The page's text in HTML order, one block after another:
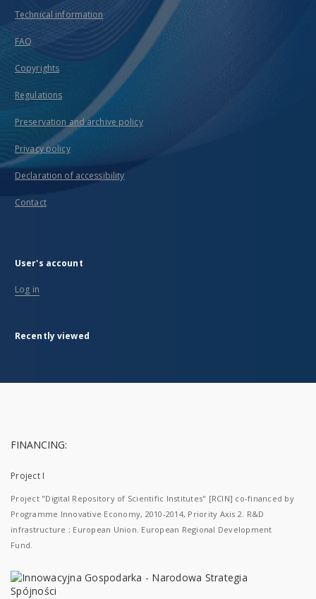
Technical information
FAQ
Copyrights
Regulations
Preservation and archive policy
Privacy policy
Declaration of accessibility
Contact
User's account
Log in
Recently viewed
FINANCING:
Project I
Project "Digital Repository of Scientific Institutes" [RCIN] co-financed by
Programme Innovative Economy, 2010-2014, Priority Axis 2. R&D
infrastructure ; European Union. European Regional Development
Fund.